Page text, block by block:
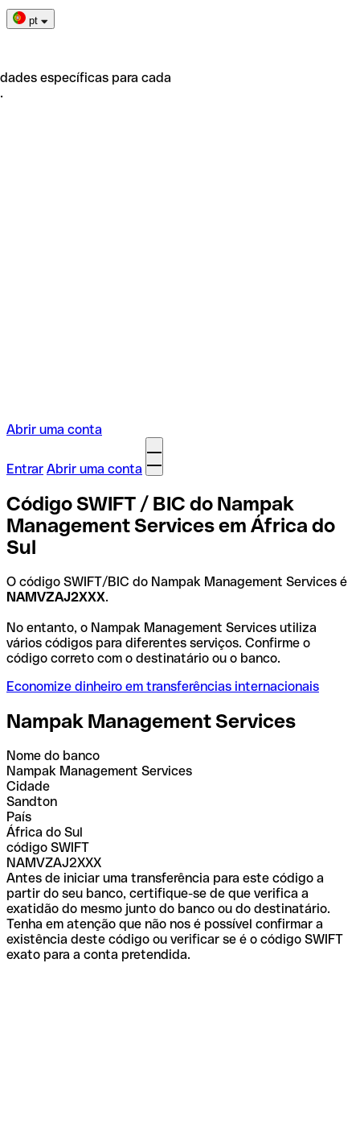
pt
específicas para cada
Abrir uma conta
Entrar Abrir uma conta
Código SWIFT / BIC do Nampak
Management Services em África do
Sul
O código SWIFT/BIC do Nampak Management Services é
NAMVZAJ2XXX.
No entanto, o Nampak Management Services utiliza
vários códigos para diferentes serviços. Confirme o
código correto com o destinatário ou o banco.
Economize dinheiro em transferências internacionais
Nampak Management Services
Nome do banco
Nampak Management Services
Cidade
Sandton
País
África do Sul
código SWIFT
NAMVZAJ2XXX
Antes de iniciar uma transferência para este código a
partir do seu banco, certifique-se de que verifica a
exatidão do mesmo junto do banco ou do destinatário.
Tenha em atenção que não nos é possível confirmar a
existência deste código ou verificar se é o código SWIFT
exato para a conta pretendida.